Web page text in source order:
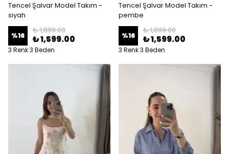
Tencel Şalvar Model Takım -
siyah
%16
₺ 1,899.00
₺ 1,599.00
3 Renk 3 Beden
Tencel Şalvar Model Takım -
pembe
%16
₺ 1,899.00
₺ 1,599.00
3 Renk 3 Beden